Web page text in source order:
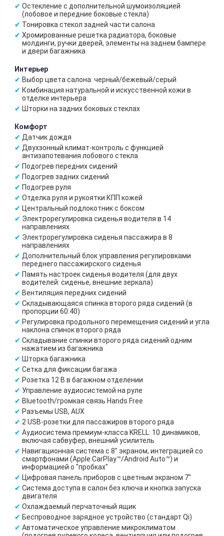
Остекление с дополнительной шумоизоляцией
(лобовое и передние боковые стекла)
Тонировка стекол задней части салона
Хромированные решетка радиатора, боковые
молдинги, ручки дверей, элементы на заднем бампере
и двери багажника
Интерьер
Выбор цвета салона: черный/бежевый/серый
Комбинация натуральной и искусственной кожи в
отделке интерьера
Шторки на задних боковых стеклах
Комфорт
Датчик дождя
Двухзонный климат-контроль с функцией
антизапотевания лобового стекла
Подогрев передних сидений
Подогрев задних сидений
Подогрев руля
Отделка руля и рукоятки КПП кожей
Центральный подлокотник с боксом
Электрорегулировка сиденья водителя в 14
направлениях
Электрорегулировка сиденья пассажира в 8
направлениях
Дополнительный блок управления регулировками
переднего пассажирского сиденья
Память настроек сиденья водителя (для двух
водителей: сиденье, внешние зеркала)
Вентиляция передних сидений
Складывающаяся спинка второго ряда сидений (в
пропорции 60:40)
Регулировка продольного перемещения сидений и угла
наклона спинок второго ряда
Складывание спинки второго ряда сидений одним
нажатием из багажника
Шторка багажника
Сетка для фиксации багажа
Розетка 12 В в багажном отделении
Управление аудиосистемой на руле
Bluetooth/громкая связь Hands Free
Разъемы USB, AUX
2 USB-розетки для пассажиров второго ряда
Аудиосистема премиум-класса KRELL: 10 динамиков,
включая сабвуфер, внешний усилитель
Навигационная система с 8" экраном, интеграцией со
смартфонами (Apple CarPlay™/Android Auto™) и
информацией о "пробках"
Цифровая панель приборов с цветным экраном 7"
Система доступа в салон без ключа и кнопка запуска
двигателя
Охлаждаемый перчаточный ящик
Беспроводное зарядное устройство (стандарт Qi)
Автоматическое управление микроклиматом